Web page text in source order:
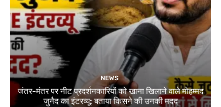
NEWS
जंतर-मंतर पर नीट प्रदर्शनकारियों को खाना खिलाने वाले मोहम्मद
जुनैद का इंटरव्यू: बताया किसने की उनकी मदद